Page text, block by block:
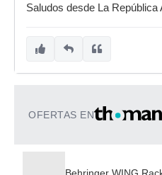
Saludos desde La República
OFERTAS EN